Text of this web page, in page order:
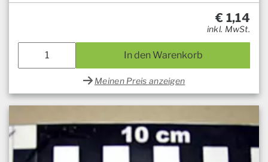
€ 1,14
inkl. MwSt.
In den Warenkorb
Meinen Preis anzeigen